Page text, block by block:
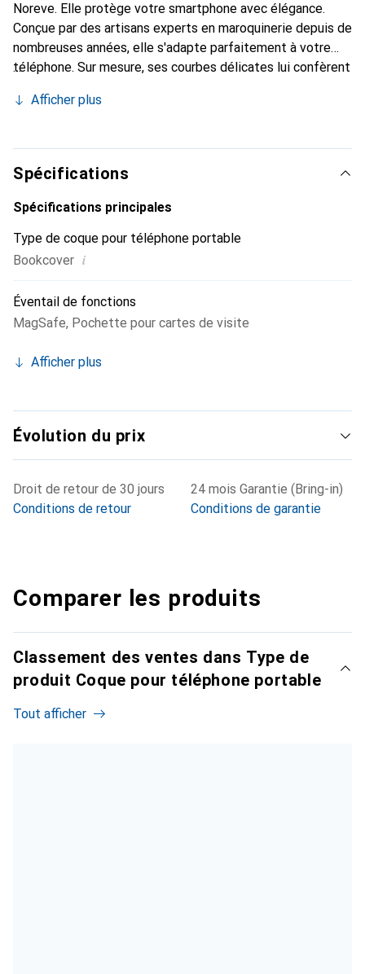
Noreve. Elle protège votre smartphone avec élégance.
Conçue par des artisans experts en maroquinerie depuis de
nombreuses années, elle s'adapte parfaitement à votre
téléphone. Sur mesure, ses courbes délicates lui confèrent
chic et indispensable pour votre smartphone. Reconnaître
marque Noreve est un choix sûr pour une clientèle
exigeante.
Afficher plus
Spécifications
Spécifications principales
Type de coque pour téléphone portable
Bookcover i
Éventail de fonctions
MagSafe, Pochette pour cartes de visite
Afficher plus
Évolution du prix
Droit de retour de 30 jours
Conditions de retour
24 mois Garantie (Bring-in)
Conditions de garantie
Comparer les produits
Classement des ventes dans Type de
produit Coque pour téléphone portable
Tout afficher